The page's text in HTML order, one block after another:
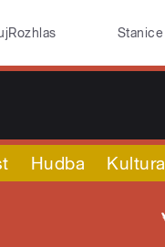
Stanice
Hudba Kultura